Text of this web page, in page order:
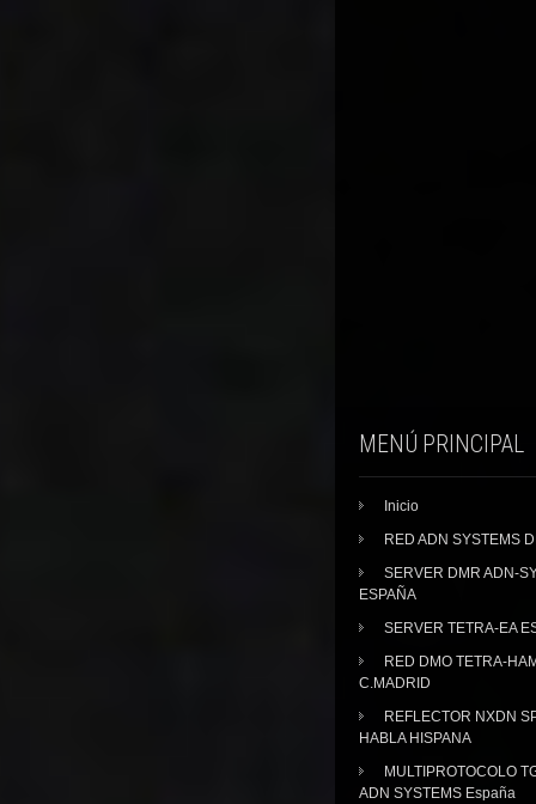
MENÚ PRINCIPAL
Inicio
RED ADN SYSTEMS
SERVER DMR ADN-
ESPAÑA
SERVER TETRA-EA
RED DMO TETRA-
C.MADRID
REFLECTOR NXDN
HABLA HISPANA
MULTIPROTOCOLO
ADN SYSTEMS España